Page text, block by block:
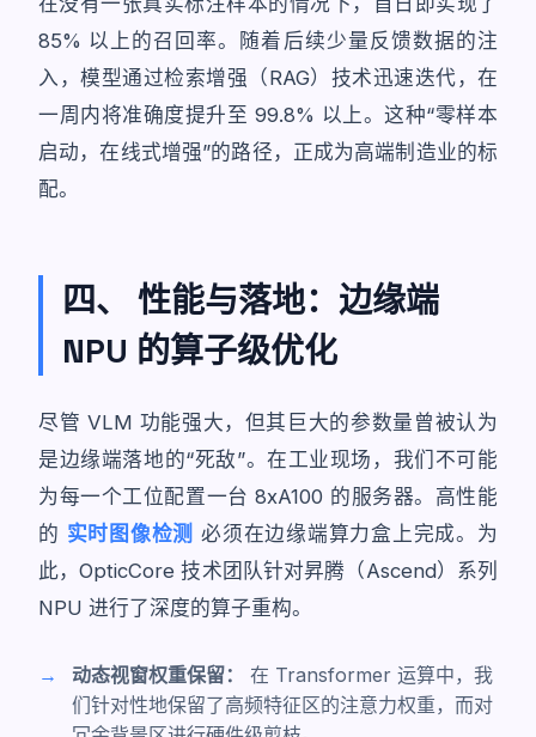
85% 以上的召回率。随着后续少量反馈数据的注
入，模型通过检索增强（RAG）技术迅速迭代，在
一周内将准确度提升至 99.8% 以上。这种“零样本
启动，在线式增强”的路径，正成为高端制造业的标
配。
四、 性能与落地：边缘端
NPU 的算子级优化
尽管 VLM 功能强大，但其巨大的参数量曾被认为
是边缘端落地的“死敌”。在工业现场，我们不可能
为每一个工位配置一台 8xA100 的服务器。高性能
的 实时图像检测 必须在边缘端算力盒上完成。为
此，OpticCore 技术团队针对昇腾（Ascend）系列
NPU 进行了深度的算子重构。
动态视窗权重保留：
在 Transformer 运算中，我
们针对性地保留了高频特征区的注意力权重，而对